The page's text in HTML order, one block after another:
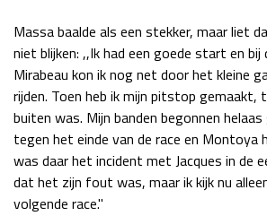
Massa baalde als een stekker, maar liet
niet blijken: ,,Ik had een goede start en
Mirabeau kon ik nog net door het kleine
rijden. Toen heb ik mijn pitstop gemaakt,
buiten was. Mijn banden begonnen
tegen het einde van de race en Montoya
was daar het incident met Jacques in de
dat het zijn fout was, maar ik kijk nu
volgende race."